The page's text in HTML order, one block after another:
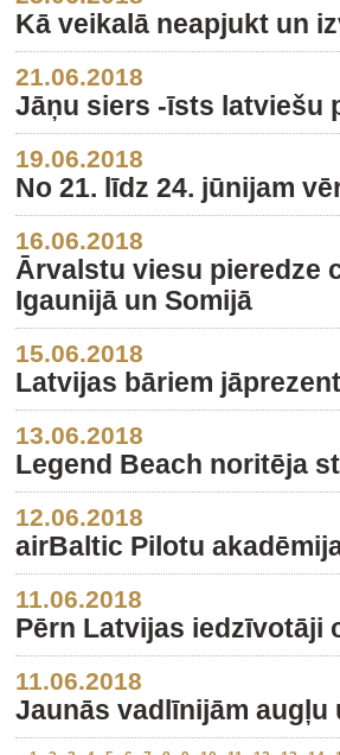
Kā veikalā neapjukt un
21.06.2018
Jāņu siers -īsts latviešu
19.06.2018
No 21. līdz 24. jūnijam
16.06.2018
Ārvalstu viesu pieredze
Igaunijā un Somijā
15.06.2018
Latvijas bāriem
13.06.2018
Legend Beach noritēja
12.06.2018
airBaltic Pilotu
11.06.2018
Pērn Latvijas iedzīvotāji
11.06.2018
Jaunās vadlīnijām augļu